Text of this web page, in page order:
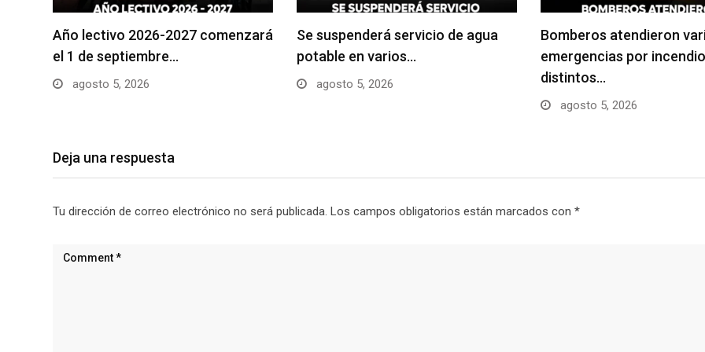
Año lectivo 2026-2027 comenzará
el 1 de septiembre…
agosto 5, 2026
Se suspenderá servicio de agua
potable en varios…
agosto 5, 2026
Bomberos atendieron
emergencias por
distintos…
agosto 5, 2026
Deja una respuesta
Tu dirección de correo electrónico no será publicada. Los campos obligatorios están marcados con *